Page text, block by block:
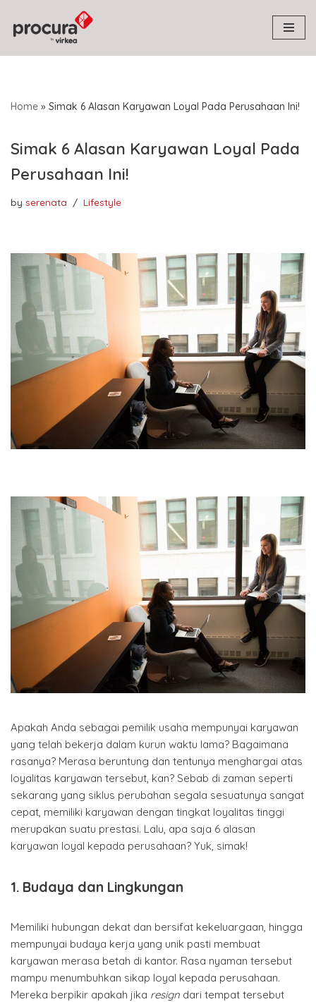
Skip
to
Home » Simak 6 Alasan Karyawan Loyal Pada Perusahaan Ini!
Simak 6 Alasan Karyawan Loyal Pada
Perusahaan Ini!
by serenata Lifestyle
Apakah Anda sebagai pemilik usaha mempunyai karyawan
yang telah bekerja dalam kurun waktu lama? Bagaimana
rasanya? Merasa beruntung dan tentunya menghargai atas
loyalitas karyawan tersebut, kan? Sebab di zaman seperti
sekarang yang siklus perubahan segala sesuatunya sangat
cepat, memiliki karyawan dengan tingkat loyalitas tinggi
merupakan suatu prestasi. Lalu, apa saja 6 alasan
karyawan loyal kepada perusahaan? Yuk, simak!
1. Budaya dan Lingkungan
Memiliki hubungan dekat dan bersifat kekeluargaan, hingga
mempunyai budaya kerja yang unik pasti membuat
karyawan merasa betah di kantor. Rasa nyaman tersebut
mampu menumbuhkan sikap loyal kepada perusahaan.
Mereka berpikir apakah jika resign dari tempat tersebut